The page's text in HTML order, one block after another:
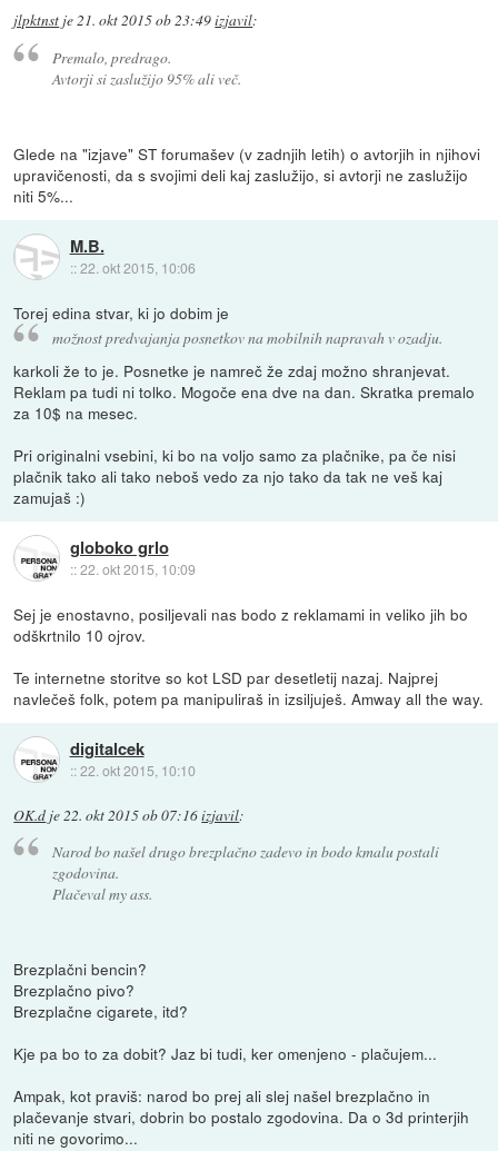
jlpktnst je21. okt 2015 ob 23:49izjavil:
Premalo, predrago.
Avtorji si zaslužijo 95% ali več.
Glede na "izjave" ST forumašev (v zadnjih letih) o avtorjih in njihovi
upravičenosti, da s svojimi deli kaj zaslužijo, si avtorji ne zaslužijo
niti 5%...
M.B.
::22. okt 2015, 10:06
Torej edina stvar, ki jo dobim je
možnost predvajanja posnetkov na mobilnih napravah v ozadju.
karkoli že to je. Posnetke je namreč že zdaj možno shranjevat.
Reklam pa tudi ni tolko. Mogoče ena dve na dan. Skratka premalo
za 10$ na mesec.
Pri originalni vsebini, ki bo na voljo samo za plačnike, pa če nisi
plačnik tako ali tako neboš vedo za njo tako da tak ne veš kaj
zamujaš :)
globoko grlo
::22. okt 2015, 10:09
Sej je enostavno, posiljevali nas bodo z reklamami in veliko jih bo
odškrtnilo 10 ojrov.
Te internetne storitve so kot LSD par desetletij nazaj. Najprej
navlečeš folk, potem pa manipuliraš in izsiljuješ. Amway all the way.
digitalcek
::22. okt 2015, 10:10
OK.d je22. okt 2015 ob 07:16izjavil:
Narod bo našel drugo brezplačno zadevo in bodo kmalu postali
zgodovina.
Plačeval my ass.
Brezplačni bencin?
Brezplačno pivo?
Brezplačne cigarete, itd?
Kje pa bo to za dobit? Jaz bi tudi, ker omenjeno - plačujem...
Ampak, kot praviš: narod bo prej ali slej našel brezplačno in
plačevanje stvari, dobrin bo postalo zgodovina. Da o 3d printerjih
niti ne govorimo...